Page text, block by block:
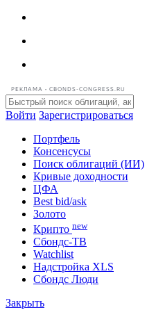
РЕКЛАМА • CBONDS-CONGRESS.RU
Войти Зарегистрироваться
Портфель
Консенсусы
Поиск облигаций (ИИ)
Кривые доходности
ЦФА
Best bid/ask
Золото
Криптоnew
Сбондс-ТВ
Надстройка XLS